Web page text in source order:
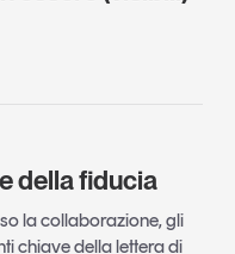
della fiducia
la collaborazione, gli
chiave della lettera di